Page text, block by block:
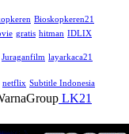
Bioskopkeren21
gratis hitman IDLIX
Juraganfilm layarkaca21
netflix Subtitle Indonesia
LK21